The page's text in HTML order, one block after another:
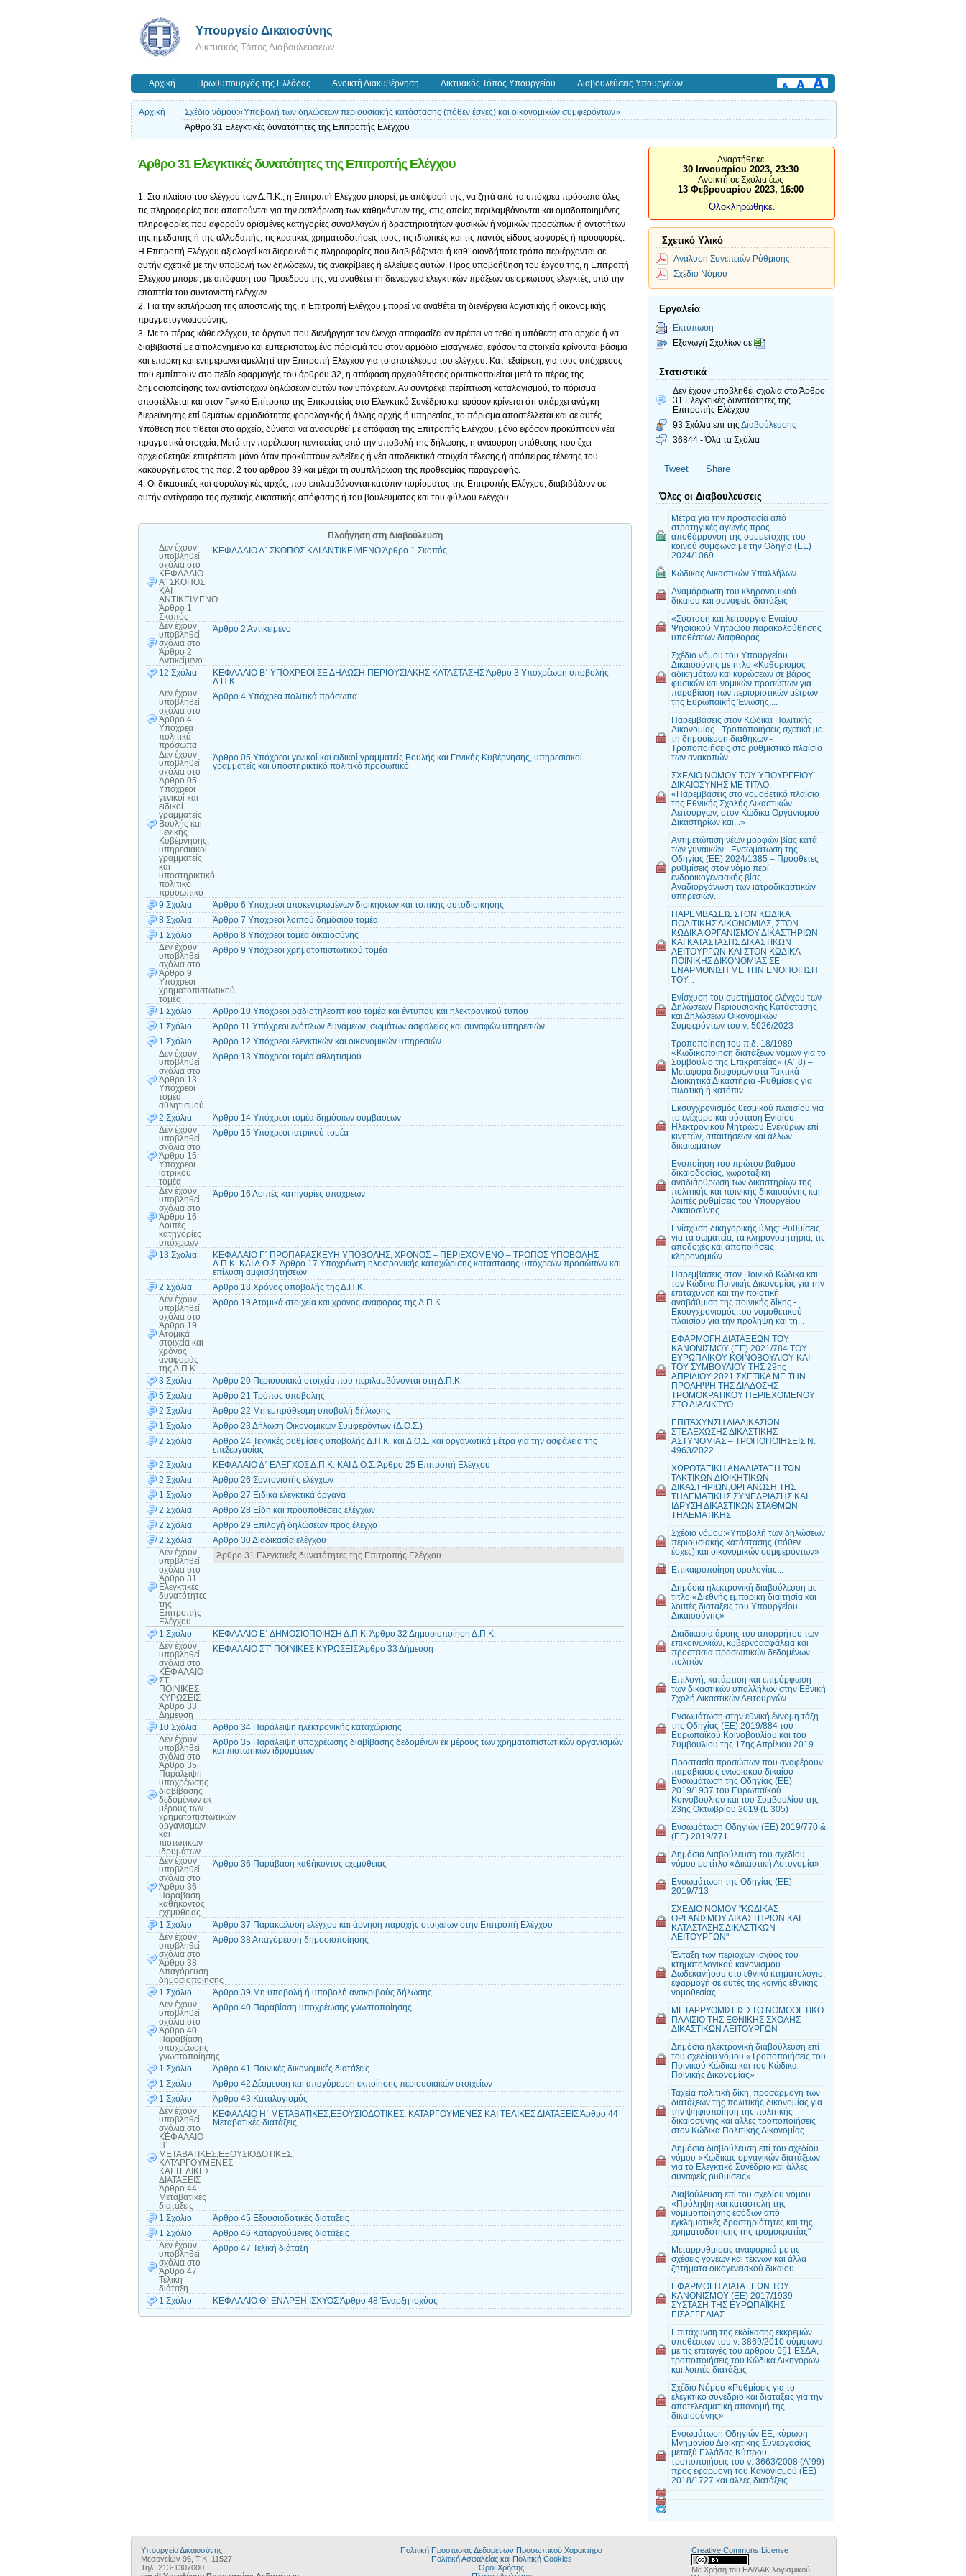
Υπουργείο Δικαιοσύνης
Δικτυακός Τόπος Διαβουλεύσεων
Αρχική Πρωθυπουργός της Ελλάδας Ανοικτή Διακυβέρνηση Δικτυακός Τόπος Υπουργείου Διαβουλεύσεις Υπουργείων
Αρχική
Σχέδιο νόμου:«Υποβολή των δηλώσεων περιουσιακής κατάστασης (πόθεν έσχες) και οικονομικών συμφερόντων»
Άρθρο 31 Ελεγκτικές δυνατότητες της Επιτροπής Ελέγχου
Άρθρο 31 Ελεγκτικές δυνατότητες της Επιτροπής Ελέγχου
1. Στο πλαίσιο του ελέγχου των Δ.Π.Κ., η Επιτροπή Ελέγχου μπορεί, με απόφασή της, να ζητά από τα υπόχρεα πρόσωπα όλες
τις πληροφορίες που απαιτούνται για την εκπλήρωση των καθηκόντων της, στις οποίες περιλαμβάνονται και ομαδοποιημένες
πληροφορίες που αφορούν ορισμένες κατηγορίες συναλλαγών ή δραστηριοτήτων φυσικών ή νομικών προσώπων ή οντοτήτων
της ημεδαπής ή της αλλοδαπής, τις κρατικές χρηματοδοτήσεις τους, τις ιδιωτικές και τις παντός είδους εισφορές ή προσφορές.
Η Επιτροπή Ελέγχου αξιολογεί και διερευνά τις πληροφορίες που διαβιβάζονται ή καθ’ οιονδήποτε τρόπο περιέρχονται σε
αυτήν σχετικά με την υποβολή των δηλώσεων, τις ανακρίβειες ή ελλείψεις αυτών. Προς υποβοήθηση του έργου της, η Επιτροπή
Ελέγχου μπορεί, με απόφαση του Προέδρου της, να αναθέτει τη διενέργεια ελεγκτικών πράξεων σε ορκωτούς ελεγκτές, υπό την
εποπτεία του συντονιστή ελέγχων.
2. Για την εκπλήρωση της αποστολής της, η Επιτροπή Ελέγχου μπορεί να αναθέτει τη διενέργεια λογιστικής ή οικονομικής
πραγματογνωμοσύνης.
3. Με το πέρας κάθε ελέγχου, το όργανο που διενήργησε τον έλεγχο αποφασίζει αν πρέπει να τεθεί η υπόθεση στο αρχείο ή να
διαβιβαστεί με αιτιολογημένο και εμπεριστατωμένο πόρισμά του στον αρμόδιο Εισαγγελέα, εφόσον τα στοιχεία κρίνονται βάσιμα
και επαρκή και ενημερώνει αμελλητί την Επιτροπή Ελέγχου για το αποτέλεσμα του ελέγχου. Κατ’ εξαίρεση, για τους υπόχρεους
που εμπίπτουν στο πεδίο εφαρμογής του άρθρου 32, η απόφαση αρχειοθέτησης οριστικοποιείται μετά το πέρας της
δημοσιοποίησης των αντίστοιχων δηλώσεων αυτών των υπόχρεων. Αν συντρέχει περίπτωση καταλογισμού, το πόρισμα
αποστέλλεται και στον Γενικό Επίτροπο της Επικρατείας στο Ελεγκτικό Συνέδριο και εφόσον κρίνεται ότι υπάρχει ανάγκη
διερεύνησης επί θεμάτων αρμοδιότητας φορολογικής ή άλλης αρχής ή υπηρεσίας, το πόρισμα αποστέλλεται και σε αυτές.
Υπόθεση που τίθεται στο αρχείο, δύναται να ανασυρθεί με απόφαση της Επιτροπής Ελέγχου, μόνο εφόσον προκύπτουν νέα
πραγματικά στοιχεία. Μετά την παρέλευση πενταετίας από την υποβολή της δήλωσης, η ανάσυρση υπόθεσης που έχει
αρχειοθετηθεί επιτρέπεται μόνο όταν προκύπτουν ενδείξεις ή νέα αποδεικτικά στοιχεία τέλεσης ή απόπειρας τέλεσης του
κακουργήματος της παρ. 2 του άρθρου 39 και μέχρι τη συμπλήρωση της προθεσμίας παραγραφής.
4. Οι δικαστικές και φορολογικές αρχές, που επιλαμβάνονται κατόπιν πορίσματος της Επιτροπής Ελέγχου, διαβιβάζουν σε
αυτήν αντίγραφο της σχετικής δικαστικής απόφασης ή του βουλεύματος και του φύλλου ελέγχου.
Πλοήγηση στη Διαβούλευση
Δεν έχουν
υποβληθεί
σχόλια στο
ΚΕΦΑΛΑΙΟ
Α΄ ΣΚΟΠΟΣ
ΚΑΙ
ΑΝΤΙΚΕΙΜΕΝΟ
Άρθρο 1
Σκοπός
ΚΕΦΑΛΑΙΟ Α΄ ΣΚΟΠΟΣ ΚΑΙ ΑΝΤΙΚΕΙΜΕΝΟ Άρθρο 1 Σκοπός
Δεν έχουν
υποβληθεί
σχόλια στο
Άρθρο 2
Αντικείμενο
Άρθρο 2 Αντικείμενο
12 Σχόλια
ΚΕΦΑΛΑΙΟ Β΄ ΥΠΟΧΡΕΟΙ ΣΕ ΔΗΛΩΣΗ ΠΕΡΙΟΥΣΙΑΚΗΣ ΚΑΤΑΣΤΑΣΗΣ Άρθρο 3 Υποχρέωση υποβολής
Δ.Π.Κ.
Δεν έχουν
υποβληθεί
σχόλια στο
Άρθρο 4
Υπόχρεα
πολιτικά
πρόσωπα
Άρθρο 4 Υπόχρεα πολιτικά πρόσωπα
Δεν έχουν
υποβληθεί
σχόλια στο
Άρθρο 05
Υπόχρεοι
γενικοί και
ειδικοί
γραμματείς
Βουλής και
Γενικής
Κυβέρνησης,
υπηρεσιακοί
γραμματείς
και
υποστηρικτικό
πολιτικό
προσωπικό
Άρθρο 05 Υπόχρεοι γενικοί και ειδικοί γραμματείς Βουλής και Γενικής Κυβέρνησης, υπηρεσιακοί
γραμματείς και υποστηρικτικό πολιτικό προσωπικό
9 Σχόλια
Άρθρο 6 Υπόχρεοι αποκεντρωμένων διοικήσεων και τοπικής αυτοδιοίκησης
8 Σχόλια
Άρθρο 7 Υπόχρεοι λοιπού δημόσιου τομέα
1 Σχόλιο
Άρθρο 8 Υπόχρεοι τομέα δικαιοσύνης
Δεν έχουν
υποβληθεί
σχόλια στο
Άρθρο 9
Υπόχρεοι
χρηματοπιστωτικού
τομέα
Άρθρο 9 Υπόχρεοι χρηματοπιστωτικού τομέα
1 Σχόλιο
Άρθρο 10 Υπόχρεοι ραδιοτηλεοπτικού τομέα και έντυπου και ηλεκτρονικού τύπου
1 Σχόλιο
Άρθρο 11 Υπόχρεοι ενόπλων δυνάμεων, σωμάτων ασφαλείας και συναφών υπηρεσιών
1 Σχόλιο
Άρθρο 12 Υπόχρεοι ελεγκτικών και οικονομικών υπηρεσιών
Δεν έχουν
υποβληθεί
σχόλια στο
Άρθρο 13
Υπόχρεοι
τομέα
αθλητισμού
Άρθρο 13 Υπόχρεοι τομέα αθλητισμού
2 Σχόλια
Άρθρο 14 Υπόχρεοι τομέα δημόσιων συμβάσεων
Δεν έχουν
υποβληθεί
σχόλια στο
Άρθρο 15
Υπόχρεοι
ιατρικού
τομέα
Άρθρο 15 Υπόχρεοι ιατρικού τομέα
Δεν έχουν
υποβληθεί
σχόλια στο
Άρθρο 16
Λοιπές
κατηγορίες
υπόχρεων
Άρθρο 16 Λοιπές κατηγορίες υπόχρεων
13 Σχόλια
ΚΕΦΑΛΑΙΟ Γ΄ ΠΡΟΠΑΡΑΣΚΕΥΗ ΥΠΟΒΟΛΗΣ, ΧΡΟΝΟΣ – ΠΕΡΙΕΧΟΜΕΝΟ – ΤΡΟΠΟΣ ΥΠΟΒΟΛΗΣ
Δ.Π.Κ. ΚΑΙ Δ.Ο.Σ. Άρθρο 17 Υποχρέωση ηλεκτρονικής καταχώρισης κατάστασης υπόχρεων προσώπων και
επίλυση αμφισβητήσεων
2 Σχόλια
Άρθρο 18 Χρόνος υποβολής της Δ.Π.Κ.
Δεν έχουν
υποβληθεί
σχόλια στο
Άρθρο 19
Ατομικά
στοιχεία και
χρόνος
αναφοράς
της Δ.Π.Κ.
Άρθρο 19 Ατομικά στοιχεία και χρόνος αναφοράς της Δ.Π.Κ.
3 Σχόλια
Άρθρο 20 Περιουσιακά στοιχεία που περιλαμβάνονται στη Δ.Π.Κ.
5 Σχόλια
Άρθρο 21 Τρόπος υποβολής
2 Σχόλια
Άρθρο 22 Μη εμπρόθεσμη υποβολή δήλωσης
1 Σχόλιο
Άρθρο 23 Δήλωση Οικονομικών Συμφερόντων (Δ.Ο.Σ.)
2 Σχόλια
Άρθρο 24 Τεχνικές ρυθμίσεις υποβολής Δ.Π.Κ. και Δ.Ο.Σ. και οργανωτικά μέτρα για την ασφάλεια της
επεξεργασίας
2 Σχόλια
ΚΕΦΑΛΑΙΟ Δ΄ ΕΛΕΓΧΟΣ Δ.Π.Κ. ΚΑΙ Δ.Ο.Σ. Άρθρο 25 Επιτροπή Ελέγχου
2 Σχόλια
Άρθρο 26 Συντονιστής ελέγχων
1 Σχόλιο
Άρθρο 27 Ειδικά ελεγκτικά όργανα
2 Σχόλια
Άρθρο 28 Είδη και προϋποθέσεις ελέγχων
2 Σχόλια
Άρθρο 29 Επιλογή δηλώσεων προς έλεγχο
2 Σχόλια
Άρθρο 30 Διαδικασία ελέγχου
Δεν έχουν
υποβληθεί
σχόλια στο
Άρθρο 31
Ελεγκτικές
δυνατότητες
της
Επιτροπής
Ελέγχου
Άρθρο 31 Ελεγκτικές δυνατότητες της Επιτροπής Ελέγχου
1 Σχόλιο
ΚΕΦΑΛΑΙΟ Ε΄ ΔΗΜΟΣΙΟΠΟΙΗΣΗ Δ.Π.Κ. Άρθρο 32 Δημοσιοποίηση Δ.Π.Κ.
Δεν έχουν
υποβληθεί
σχόλια στο
ΚΕΦΑΛΑΙΟ
ΣΤ’
ΠΟΙΝΙΚΕΣ
ΚΥΡΩΣΕΙΣ
Άρθρο 33
Δήμευση
ΚΕΦΑΛΑΙΟ ΣΤ’ ΠΟΙΝΙΚΕΣ ΚΥΡΩΣΕΙΣ Άρθρο 33 Δήμευση
10 Σχόλια
Άρθρο 34 Παράλειψη ηλεκτρονικής καταχώρισης
Δεν έχουν
υποβληθεί
σχόλια στο
Άρθρο 35
Παράλειψη
υποχρέωσης
διαβίβασης
δεδομένων εκ
μέρους των
χρηματοπιστωτικών
οργανισμών
και
πιστωτικών
ιδρυμάτων
Άρθρο 35 Παράλειψη υποχρέωσης διαβίβασης δεδομένων εκ μέρους των χρηματοπιστωτικών οργανισμών
και πιστωτικών ιδρυμάτων
Δεν έχουν
υποβληθεί
σχόλια στο
Άρθρο 36
Παράβαση
καθήκοντος
εχεμύθειας
Άρθρο 36 Παράβαση καθήκοντος εχεμύθειας
1 Σχόλιο
Άρθρο 37 Παρακώλυση ελέγχου και άρνηση παροχής στοιχείων στην Επιτροπή Ελέγχου
Δεν έχουν
υποβληθεί
σχόλια στο
Άρθρο 38
Απαγόρευση
δημοσιοποίησης
Άρθρο 38 Απαγόρευση δημοσιοποίησης
1 Σχόλιο
Άρθρο 39 Μη υποβολή ή υποβολή ανακριβούς δήλωσης
Δεν έχουν
υποβληθεί
σχόλια στο
Άρθρο 40
Παραβίαση
υποχρέωσης
γνωστοποίησης
Άρθρο 40 Παραβίαση υποχρέωσης γνωστοποίησης
1 Σχόλιο
Άρθρο 41 Ποινικές δικονομικές διατάξεις
1 Σχόλιο
Άρθρο 42 Δέσμευση και απαγόρευση εκποίησης περιουσιακών στοιχείων
1 Σχόλιο
Άρθρο 43 Καταλογισμός
Δεν έχουν
υποβληθεί
σχόλια στο
ΚΕΦΑΛΑΙΟ
Η΄
ΜΕΤΑΒΑΤΙΚΕΣ,ΕΞΟΥΣΙΟΔΟΤΙΚΕΣ,
ΚΑΤΑΡΓΟΥΜΕΝΕΣ
ΚΑΙ ΤΕΛΙΚΕΣ
ΔΙΑΤΑΞΕΙΣ
Άρθρο 44
Μεταβατικές
διατάξεις
ΚΕΦΑΛΑΙΟ Η΄ ΜΕΤΑΒΑΤΙΚΕΣ,ΕΞΟΥΣΙΟΔΟΤΙΚΕΣ, ΚΑΤΑΡΓΟΥΜΕΝΕΣ ΚΑΙ ΤΕΛΙΚΕΣ ΔΙΑΤΑΞΕΙΣ Άρθρο 44
Μεταβατικές διατάξεις
1 Σχόλιο
Άρθρο 45 Εξουσιοδοτικές διατάξεις
1 Σχόλιο
Άρθρο 46 Καταργούμενες διατάξεις
Δεν έχουν
υποβληθεί
σχόλια στο
Άρθρο 47
Τελική
διάταξη
Άρθρο 47 Τελική διάταξη
1 Σχόλιο ΚΕΦΑΛΑΙΟ Θ΄ ΕΝΑΡΞΗ ΙΣΧΥΟΣ Άρθρο 48 Έναρξη ισχύος
Αναρτήθηκε
30 Ιανουαρίου 2023, 23:30
Ανοικτή σε Σχόλια έως
13 Φεβρουαρίου 2023, 16:00
Ολοκληρώθηκε.
Σχετικό Υλικό
Ανάλυση Συνεπειών Ρύθμισης
Σχέδιο Νόμου
Εργαλεία
Εκτύπωση
Εξαγωγή Σχολίων σε
Στατιστικά
Δεν έχουν υποβληθεί σχόλια στο Άρθρο
31 Ελεγκτικές δυνατότητες της
Επιτροπής Ελέγχου
93 Σχόλια επι της Διαβούλευσης
36844 - Όλα τα Σχόλια
Tweet Share
Όλες οι Διαβουλεύσεις
Μέτρα για την προστασία από
στρατηγικές αγωγές προς
αποθάρρυνση της συμμετοχής του
κοινού σύμφωνα με την Οδηγία (ΕΕ)
2024/1069
Κώδικας Δικαστικών Υπαλλήλων
Αναμόρφωση του κληρονομικού
δικαίου και συναφείς διατάξεις
«Σύσταση και λειτουργία Ενιαίου
Ψηφιακού Μητρώου παρακολούθησης
υποθέσεων διαφθοράς...
Σχέδιο νόμου του Υπουργείου
Δικαιοσύνης με τίτλο «Καθορισμός
αδικημάτων και κυρώσεων σε βάρος
φυσικών και νομικών προσώπων για
παραβίαση των περιοριστικών μέτρων
της Ευρωπαϊκής Ένωσης,...
Παρεμβάσεις στον Κώδικα Πολιτικής
Δικονομίας - Τροποποιήσεις σχετικά με
τη δημοσίευση διαθηκών -
Τροποποιήσεις στο ρυθμιστικό πλαίσιο
των ανακοπών…
ΣΧΕΔΙΟ ΝΟΜΟΥ ΤΟΥ ΥΠΟΥΡΓΕΙΟΥ
ΔΙΚΑΙΟΣΥΝΗΣ ΜΕ ΤΙΤΛΟ:
«Παρεμβάσεις στο νομοθετικό πλαίσιο
της Εθνικής Σχολής Δικαστικών
Λειτουργών, στον Κώδικα Οργανισμού
Δικαστηρίων και...»
Αντιμετώπιση νέων μορφών βίας κατά
των γυναικών –Ενσωμάτωση της
Οδηγίας (ΕΕ) 2024/1385 – Πρόσθετες
ρυθμίσεις στον νόμο περί
ενδοοικογενειακής βίας –
Αναδιοργάνωση των ιατροδικαστικών
υπηρεσιών...
ΠΑΡΕΜΒΑΣΕΙΣ ΣΤΟΝ ΚΩΔΙΚΑ
ΠΟΛΙΤΙΚΗΣ ΔΙΚΟΝΟΜΙΑΣ, ΣΤΟΝ
ΚΩΔΙΚΑ ΟΡΓΑΝΙΣΜΟΥ ΔΙΚΑΣΤΗΡΙΩΝ
ΚΑΙ ΚΑΤΑΣΤΑΣΗΣ ΔΙΚΑΣΤΙΚΩΝ
ΛΕΙΤΟΥΡΓΩΝ ΚΑΙ ΣΤΟΝ ΚΩΔΙΚΑ
ΠΟΙΝΙΚΗΣ ΔΙΚΟΝΟΜΙΑΣ ΣΕ
ΕΝΑΡΜΟΝΙΣΗ ΜΕ ΤΗΝ ΕΝΟΠΟΙΗΣΗ
ΤΟΥ...
Ενίσχυση του συστήματος ελέγχου των
Δηλώσεων Περιουσιακής Κατάστασης
και Δηλώσεων Οικονομικών
Συμφερόντων του ν. 5026/2023
Τροποποίηση του π.δ. 18/1989
«Κωδικοποίηση διατάξεων νόμων για το
Συμβούλιο της Επικρατείας» (Α΄ 8) –
Μεταφορά διαφορών στα Τακτικά
Διοικητικά Δικαστήρια -Ρυθμίσεις για
πιλοτική ή κατόπιν...
Εκσυγχρονισμός θεσμικού πλαισίου για
το ενέχυρο και σύσταση Ενιαίου
Ηλεκτρονικού Μητρώου Ενεχύρων επί
κινητών, απαιτήσεων και άλλων
δικαιωμάτων
Ενοποίηση του πρώτου βαθμού
δικαιοδοσίας, χωροταξική
αναδιάρθρωση των δικαστηρίων της
πολιτικής και ποινικής δικαιοσύνης και
λοιπές ρυθμίσεις του Υπουργείου
Δικαιοσύνης
Ενίσχυση δικηγορικής ύλης: Ρυθμίσεις
για τα σωματεία, τα κληρονομητήρια, τις
αποδοχές και αποποιήσεις
κληρονομιών
Παρεμβάσεις στον Ποινικό Κώδικα και
τον Κώδικα Ποινικής Δικονομίας για την
επιτάχυνση και την ποιοτική
αναβάθμιση της ποινικής δίκης -
Εκσυγχρονισμός του νομοθετικού
πλαισίου για την πρόληψη και τη...
ΕΦΑΡΜΟΓΗ ΔΙΑΤΑΞΕΩΝ ΤΟΥ
ΚΑΝΟΝΙΣΜΟΥ (ΕΕ) 2021/784 ΤΟΥ
ΕΥΡΩΠΑΪΚΟΥ ΚΟΙΝΟΒΟΥΛΙΟΥ ΚΑΙ
ΤΟΥ ΣΥΜΒΟΥΛΙΟΥ ΤΗΣ 29ης
ΑΠΡΙΛΙΟΥ 2021 ΣΧΕΤΙΚΑ ΜΕ ΤΗΝ
ΠΡΟΛΗΨΗ ΤΗΣ ΔΙΑΔΟΣΗΣ
ΤΡΟΜΟΚΡΑΤΙΚΟΥ ΠΕΡΙΕΧΟΜΕΝΟΥ
ΣΤΟ ΔΙΑΔΙΚΤΥΟ
ΕΠΙΤΑΧΥΝΣΗ ΔΙΑΔΙΚΑΣΙΩΝ
ΣΤΕΛΕΧΩΣΗΣ ΔΙΚΑΣΤΙΚΗΣ
ΑΣΤΥΝΟΜΙΑΣ – ΤΡΟΠΟΠΟΙΗΣΕΙΣ Ν.
4963/2022
ΧΩΡΟΤΑΞΙΚΗ ΑΝΑΔΙΑΤΑΞΗ ΤΩΝ
ΤΑΚΤΙΚΩΝ ΔΙΟΙΚΗΤΙΚΩΝ
ΔΙΚΑΣΤΗΡΙΩΝ,ΟΡΓΑΝΩΣΗ ΤΗΣ
ΤΗΛΕΜΑΤΙΚΗΣ ΣΥΝΕΔΡΙΑΣΗΣ ΚΑΙ
ΙΔΡΥΣΗ ΔΙΚΑΣΤΙΚΩΝ ΣΤΑΘΜΩΝ
ΤΗΛΕΜΑΤΙΚΗΣ
Σχέδιο νόμου:«Υποβολή των δηλώσεων
περιουσιακής κατάστασης (πόθεν
έσχες) και οικονομικών συμφερόντων»
Επικαιροποίηση ορολογίας...
Δημόσια ηλεκτρονική διαβούλευση με
τίτλο «Διεθνής εμπορική διαιτησία και
λοιπές διατάξεις του Υπουργείου
Δικαιοσύνης»
Διαδικασία άρσης του απορρήτου των
επικοινωνιών, κυβερνοασφάλεια και
προστασία προσωπικών δεδομένων
πολιτών
Επιλογή, κατάρτιση και επιμόρφωση
των δικαστικών υπαλλήλων στην Εθνική
Σχολή Δικαστικών Λειτουργών
Ενσωμάτωση στην εθνική έννομη τάξη
της Οδηγίας (ΕΕ) 2019/884 του
Ευρωπαϊκού Κοινοβουλίου και του
Συμβουλίου της 17ης Απρίλιου 2019
Προστασία προσώπων που αναφέρουν
παραβιάσεις ενωσιακού δικαίου -
Ενσωμάτωση της Οδηγίας (ΕΕ)
2019/1937 του Ευρωπαϊκού
Κοινοβουλίου και του Συμβουλίου της
23ης Οκτωβρίου 2019 (L 305)
Ενσωμάτωση Οδηγιών (ΕΕ) 2019/770 &
(ΕΕ) 2019/771
Δημόσια Διαβούλευση του σχεδίου
νόμου με τίτλο «Δικαστική Αστυνομία»
Ενσωμάτωση της Οδηγίας (ΕΕ)
2019/713
ΣΧΕΔΙΟ ΝΟΜΟΥ "ΚΩΔΙΚΑΣ
ΟΡΓΑΝΙΣΜΟΥ ΔΙΚΑΣΤΗΡΙΩΝ ΚΑΙ
ΚΑΤΑΣΤΑΣΗΣ ΔΙΚΑΣΤΙΚΩΝ
ΛΕΙΤΟΥΡΓΩΝ"
Ένταξη των περιοχών ισχύος του
κτηματολογικού κανονισμού
Δωδεκανήσου στο εθνικό κτηματολόγιο,
εφαρμογή σε αυτές της κοινής εθνικής
νομοθεσίας...
MΕΤΑΡΡΥΘΜΙΣΕΙΣ ΣΤΟ ΝΟΜΟΘΕΤΙΚΟ
ΠΛΑΙΣΙΟ ΤΗΣ ΕΘΝΙΚΗΣ ΣΧΟΛΗΣ
ΔΙΚΑΣΤΙΚΩΝ ΛΕΙΤΟΥΡΓΩΝ
Δημόσια ηλεκτρονική διαβούλευση επί
του σχεδίου νόμου «Τροποποιήσεις του
Ποινικού Κώδικα και του Κώδικα
Ποινικής Δικονομίας»
Ταχεία πολιτική δίκη, προσαρμογή των
διατάξεων της πολιτικής δικονομίας για
την ψηφιοποίηση της πολιτικής
δικαιοσύνης και άλλες τροποποιήσεις
στον Κώδικα Πολιτικής Δικονομίας
Δημόσια διαβούλευση επί του σχεδίου
νόμου «Κώδικας οργανικών διατάξεων
για το Ελεγκτικό Συνέδριο και άλλες
συναφείς ρυθμίσεις»
Διαβούλευση επί του σχεδίου νόμου
«Πρόληψη και καταστολή της
νομιμοποίησης εσόδων από
εγκληματικές δραστηριότητες και της
χρηματοδότησης της τρομοκρατίας"
Μεταρρυθμίσεις αναφορικά με τις
σχέσεις γονέων και τέκνων και άλλα
ζητήματα οικογενειακού δικαίου
EΦΑΡΜΟΓΗ ΔΙΑΤΑΞΕΩΝ ΤΟΥ
ΚΑΝΟΝΙΣΜΟΥ (ΕΕ) 2017/1939-
ΣΥΣΤΑΣΗ ΤΗΣ ΕΥΡΩΠΑΪΚΗΣ
ΕΙΣΑΓΓΕΛΙΑΣ
Επιτάχυνση της εκδίκασης εκκρεμών
υποθέσεων του ν. 3869/2010 σύμφωνα
με τις επιταγές του άρθρου 6§1 ΕΣΔΑ,
τροποποιήσεις του Κώδικα Δικηγόρων
και λοιπές διατάξεις
Σχέδιο Νόμου «Ρυθμίσεις για το
ελεγκτικό συνέδριο και διατάξεις για την
αποτελεσματική απονομή της
δικαιοσύνης»
Ενσωμάτωση Οδηγιών ΕΕ, κύρωση
Μνημονίου Διοικητικής Συνεργασίας
μεταξύ Ελλάδας Κύπρου,
τροποποιήσεις του ν. 3663/2008 (Α΄99)
προς εφαρμογή του Κανονισμού (ΕΕ)
2018/1727 και άλλες διατάξεις
Υπουργείο Δικαιοσύνης
Μεσογείων 96, Τ.Κ. 11527
Τηλ: 213-1307000
Πολιτική Προστασίας Δεδομένων Προσωπικού Χαρακτήρα
Πολιτική Ασφαλείας και Πολιτική Cookies
Όροι Χρήσης
Creative Commons License
Με Χρήση του ΕΛ/ΛΑΚ λογισμικού